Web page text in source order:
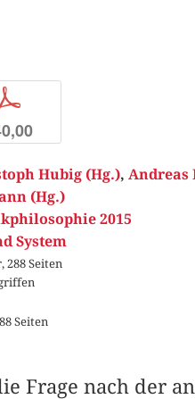
Hubig (Hg.), Andreas
(Hg.)
2015
System
288 Seiten
Seiten
Frage nach der